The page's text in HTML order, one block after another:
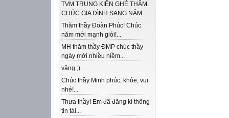
TVM TRUNG KIÊN GHÉ THĂM.
CHÚC GIA ĐÌNH SANG NĂM...
Thăm thầy Đoàn Phúc! Chúc
năm mới mạnh giỏi!...
MH thăm thầy ĐMP chúc thầy
ngày mới nhiều niềm...
vâng ;)...
Chúc thầy Minh phúc, khỏe, vui
nhé!...
Thưa thầy! Em đã đăng kí thông
tin tài...